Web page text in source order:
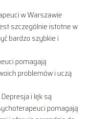
w Warszawie
szczególnie istotne w
bardzo szybkie i
pomagają
problemów i uczą
i lęk są
pomagają